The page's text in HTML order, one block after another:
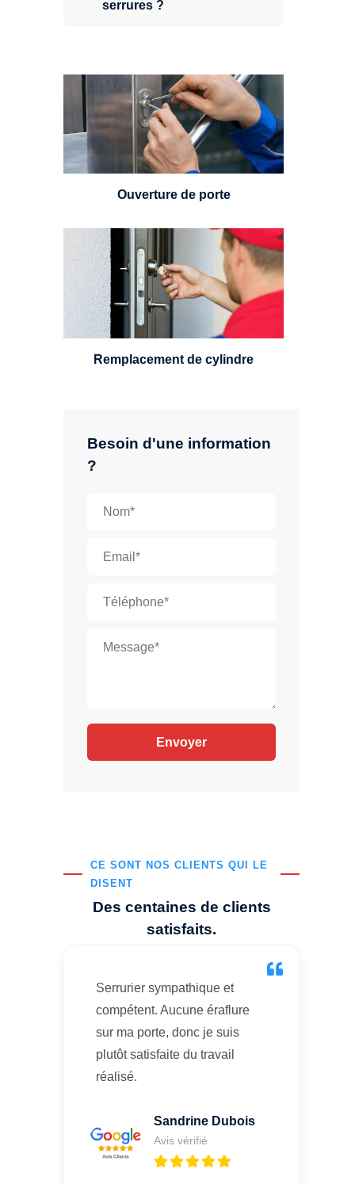
Besoin d'une information
?
CE SONT NOS CLIENTS QUI LE
DISENT
Des centaines de clients
satisfaits.
Serrurier sympathique et
compétent. Aucune éraflure
sur ma porte, donc je suis
plutôt satisfaite du travail
réalisé.
Sandrine Dubois
Avis vérifié
serrures ?
Vous avez perdu vos clés ou la
porte s'est refermée derrière vous
? Un serrurier est disponible
24h/7.
Ouverture de porte
Un serrurier sera en mesure de
choisir et remplacer un cylindre
standard, à 5 leviers ou à 3
leviers, Mul-T-Lock ou encore
multipoints.
Remplacement de cylindre